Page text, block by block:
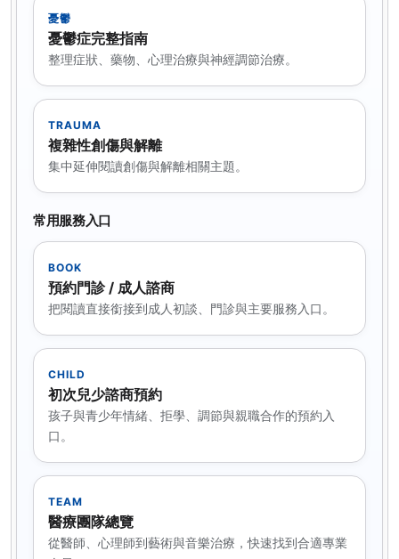
憂鬱
憂鬱症完整指南
整理症狀、藥物、心理治療與神經調節治療。
TRAUMA
複雜性創傷與解離
集中延伸閱讀創傷與解離相關主題。
常用服務入口
BOOK
預約門診 / 成人諮商
把閱讀直接銜接到成人初談、門診與主要服務入口。
CHILD
初次兒少諮商預約
孩子與青少年情緒、拒學、調節與親職合作的預約入
口。
TEAM
醫療團隊總覽
從醫師、心理師到藝術與音樂治療，快速找到合適專業